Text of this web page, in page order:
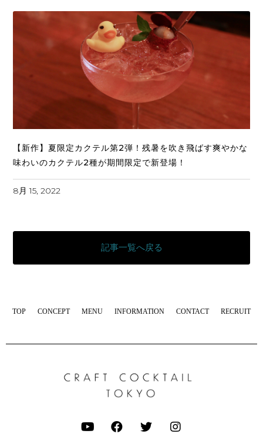
【新作】夏限定カクテル第2弾！残暑を吹き飛ばす爽やかな
味わいのカクテル2種が期間限定で新登場！
8月 15, 2022
記事一覧へ戻る
TOP CONCEPT MENU INFORMATION CONTACT RECRUIT